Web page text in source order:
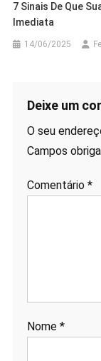
7 Sinais De Que
Imediata
14/06/2025
Deixe um
O seu
Campos
Comentário *
Nome *